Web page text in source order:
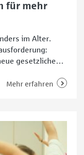
für mehr
im Alter.
gesetzliche
diesen
25. Februar,
Mehr erfahren